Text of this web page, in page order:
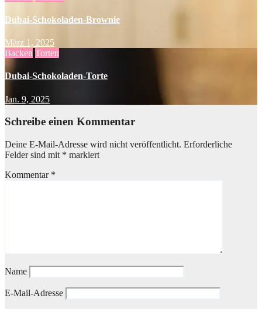
Dubai-Schokoladen-Brownie
März 1, 2025
Backen Torten
Dubai-Schokoladen-Torte
Jan. 9, 2025
Schreibe einen Kommentar
Deine E-Mail-Adresse wird nicht veröffentlicht. Erforderliche
Felder sind mit * markiert
Kommentar *
Name
E-Mail-Adresse